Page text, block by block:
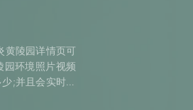
黄陵园详情页可
园环境照片视频
;并且会实时更